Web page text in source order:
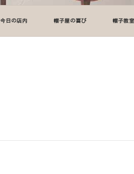
今日の店内 帽子屋の喜び 帽子教室